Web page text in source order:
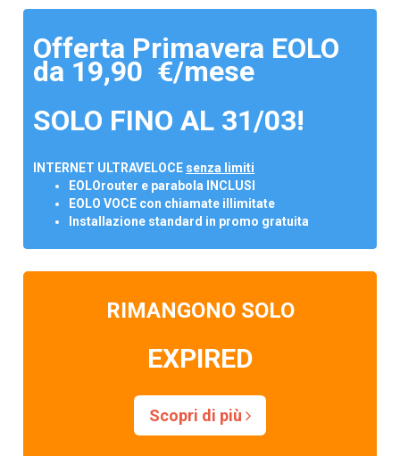
Offerta Primavera EOLO
da 19,90 €/mese
SOLO FINO AL 31/03!
INTERNET ULTRAVELOCE senza limiti
EOLOrouter e parabola INCLUSI
EOLO VOCE con chiamate illimitate
Installazione standard in promo gratuita
RIMANGONO SOLO
EXPIRED
Scopri di più